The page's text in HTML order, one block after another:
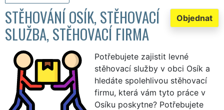
Objednat
STĚHOVÁNÍ OSÍK, STĚHOVACÍ
SLUŽBA, STĚHOVACÍ FIRMA
Potřebujete zajistit levné
stěhovací služby v obci Osík a
hledáte spolehlivou stěhovací
firmu, která vám tyto práce v
Osíku poskytne? Potřebujete